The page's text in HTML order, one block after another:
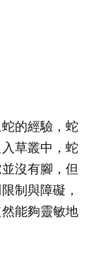
的經驗，蛇
草叢中，蛇
沒有腳，但
制與障礙，
能夠靈敏地